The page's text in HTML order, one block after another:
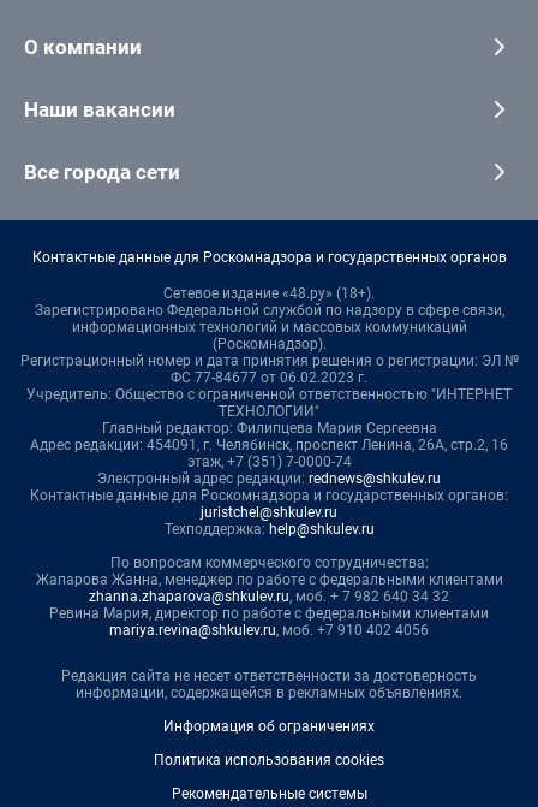
О компании
Наши вакансии
Все города сети
Контактные данные для Роскомнадзора и государственных органов
Сетевое издание «48.ру» (18+).
Зарегистрировано Федеральной службой по надзору в сфере связи,
информационных технологий и массовых коммуникаций
(Роскомнадзор).
Регистрационный номер и дата принятия решения о регистрации: ЭЛ №
ФС 77-84677 от 06.02.2023 г.
Учредитель: Общество с ограниченной ответственностью "ИНТЕРНЕТ
ТЕХНОЛОГИИ"
Главный редактор: Филипцева Мария Сергеевна
Адрес редакции: 454091, г. Челябинск, проспект Ленина, 26А, стр.2, 16
этаж, +7 (351) 7-0000-74
Электронный адрес редакции: rednews@shkulev.ru
Контактные данные для Роскомнадзора и государственных органов:
juristchel@shkulev.ru
Техподдержка: help@shkulev.ru
По вопросам коммерческого сотрудничества:
Жапарова Жанна, менеджер по работе с федеральными клиентами
zhanna.zhaparova@shkulev.ru, моб. + 7 982 640 34 32
Ревина Мария, директор по работе с федеральными клиентами
mariya.revina@shkulev.ru, моб. +7 910 402 4056
Редакция сайта не несет ответственности за достоверность
информации, содержащейся в рекламных объявлениях.
Информация об ограничениях
Политика использования cookies
Рекомендательные системы